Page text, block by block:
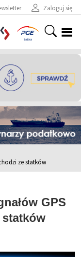
Zaloguj się
ze statków
GPS
statków